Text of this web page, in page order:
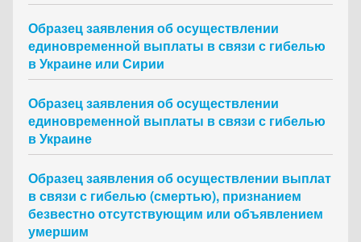
Образец заявления об осуществлении
единовременной выплаты в связи с гибелью
в Украине или Сирии
Образец заявления об осуществлении
единовременной выплаты в связи с гибелью
в Украине
Образец заявления об осуществлении выплат
в связи с гибелью (смертью), признанием
безвестно отсутствующим или объявлением
умершим